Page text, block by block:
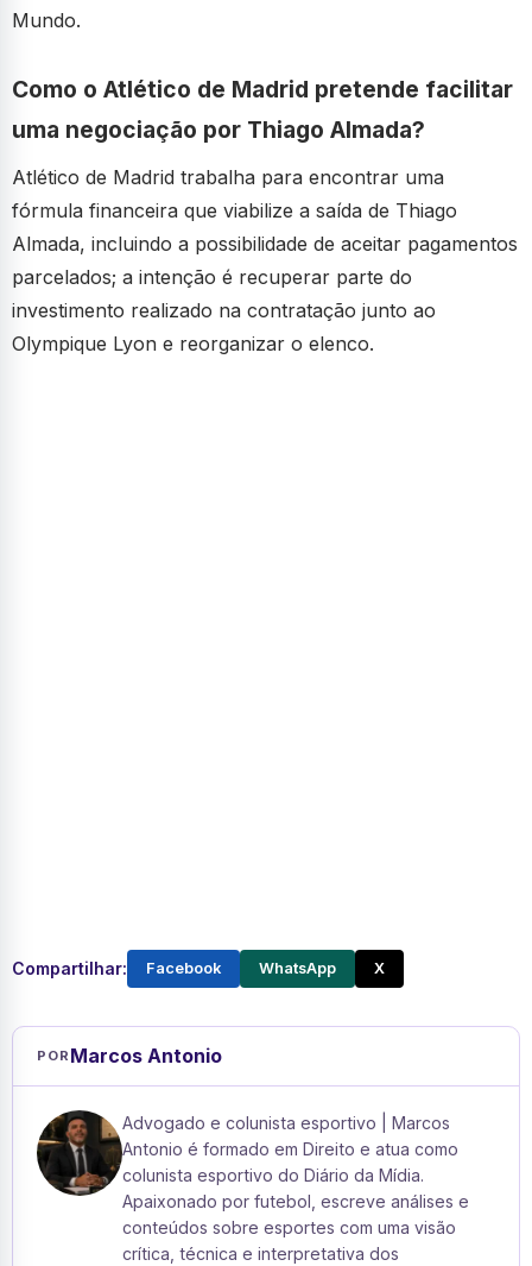
Mundo.
Como o Atlético de Madrid pretende facilitar
uma negociação por Thiago Almada?
Atlético de Madrid trabalha para encontrar uma
fórmula financeira que viabilize a saída de Thiago
Almada, incluindo a possibilidade de aceitar pagamentos
parcelados; a intenção é recuperar parte do
investimento realizado na contratação junto ao
Olympique Lyon e reorganizar o elenco.
Compartilhar: Facebook WhatsApp X
POR Marcos Antonio
Advogado e colunista esportivo | Marcos
Antonio é formado em Direito e atua como
colunista esportivo do Diário da Mídia.
Apaixonado por futebol, escreve análises e
conteúdos sobre esportes com uma visão
crítica, técnica e interpretativa dos